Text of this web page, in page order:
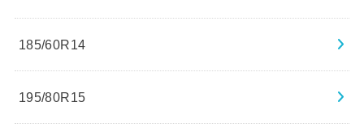
185/60R14
195/80R15